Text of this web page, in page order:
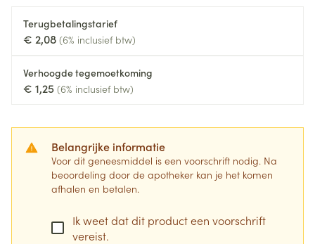
Terugbetalingstarief
€ 2,08 (6% inclusief btw)
Verhoogde tegemoetkoming
€ 1,25 (6% inclusief btw)
Belangrijke informatie
Voor dit geneesmiddel is een voorschrift nodig. Na
beoordeling door de apotheker kan je het komen
afhalen en betalen.
Ik weet dat dit product een voorschrift
vereist.